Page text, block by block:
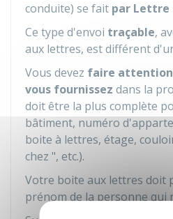
conduite) se fait par Lettre
Ce type d'envoi traçable,
aux lettres, est différent
Vous devez faire attention
vous fournissez dans la
doit être la plus complète
bâtiment, numéro
boite à lettres, étage,
chez ", etc.).
Votre boite aux lettres doit
prénom de la personne qui